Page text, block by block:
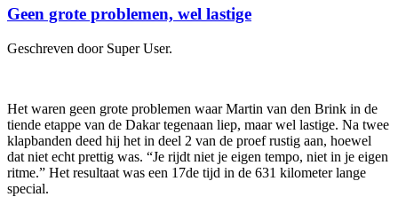
Geen grote problemen, wel lastige
Geschreven door Super User.
Het waren geen grote problemen waar Martin van den Brink in de
tiende etappe van de Dakar tegenaan liep, maar wel lastige. Na twee
klapbanden deed hij het in deel 2 van de proef rustig aan, hoewel
dat niet echt prettig was. “Je rijdt niet je eigen tempo, niet in je eigen
ritme.” Het resultaat was een 17de tijd in de 631 kilometer lange
special.